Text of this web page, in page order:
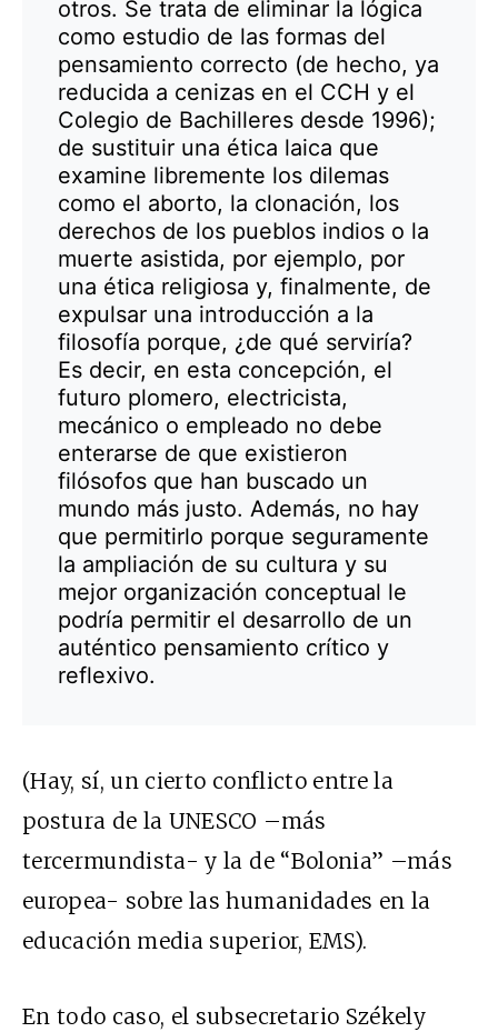
otros. Se trata de eliminar la lógica
como estudio de las formas del
pensamiento correcto (de hecho, ya
reducida a cenizas en el CCH y el
Colegio de Bachilleres desde 1996);
de sustituir una ética laica que
examine libremente los dilemas
como el aborto, la clonación, los
derechos de los pueblos indios o la
muerte asistida, por ejemplo, por
una ética religiosa y, finalmente, de
expulsar una introducción a la
filosofía porque, ¿de qué serviría?
Es decir, en esta concepción, el
futuro plomero, electricista,
mecánico o empleado no debe
enterarse de que existieron
filósofos que han buscado un
mundo más justo. Además, no hay
que permitirlo porque seguramente
la ampliación de su cultura y su
mejor organización conceptual le
podría permitir el desarrollo de un
auténtico pensamiento crítico y
reflexivo.
(Hay, sí, un cierto conflicto entre la
postura de la UNESCO –más
tercermundista- y la de “Bolonia” –más
europea- sobre las humanidades en la
educación media superior, EMS).
En todo caso, el subsecretario Székely